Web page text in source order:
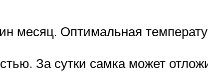
месяц. Оптимальная
За сутки самка может